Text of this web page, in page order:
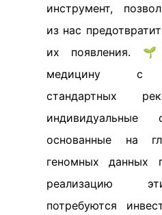
инструмент,
из нас
их появления.
медицину с
стандартных
индивидуальные
основанные на
геномных данных
реализацию
потребуются